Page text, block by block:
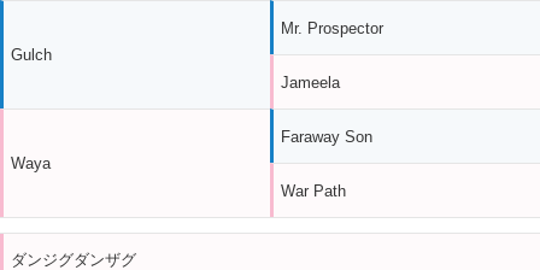
Gulch
Waya
Mr. Prospector
Jameela
Faraway Son
War Path
ダンジグダンザグ